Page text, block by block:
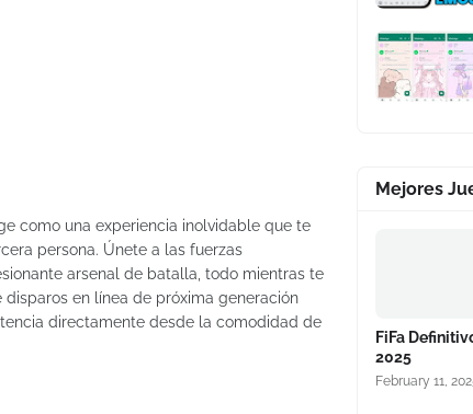
como una experiencia inolvidable que te
persona. Únete a las fuerzas
arsenal de batalla, todo mientras te
en línea de próxima generación
directamente desde la comodidad de
Mejores
FiFa
2025
February 11,